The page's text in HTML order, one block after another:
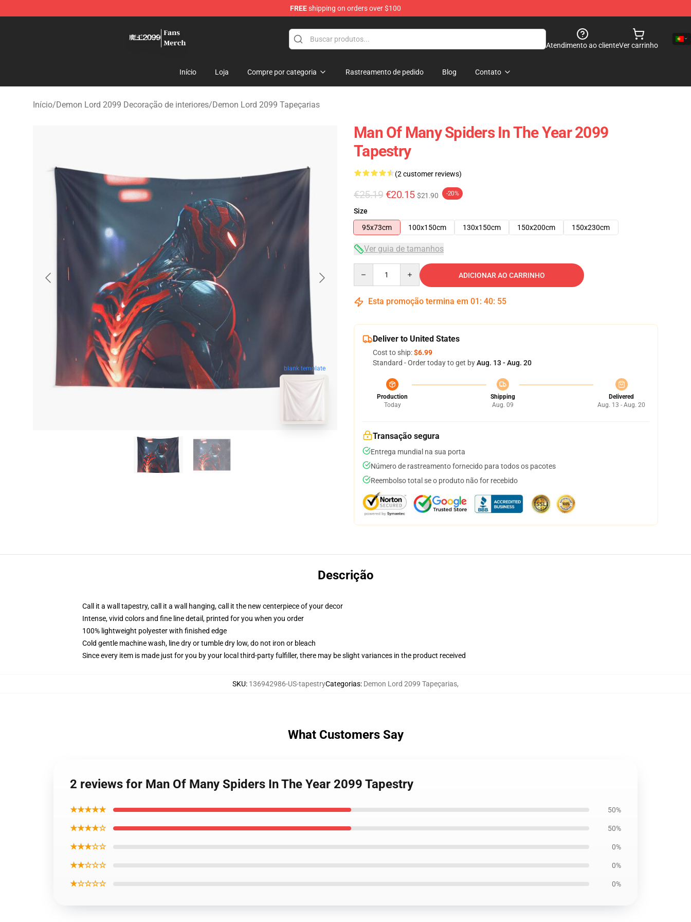
FREEshipping on orders over $100
Atendimento ao clienteVer carrinho
Início Loja Compre por categoria Rastreamento de pedido Blog Contato
Início/Demon Lord 2099 Decoração de interiores/Demon Lord 2099 Tapeçarias
blank template
Man Of Many Spiders In The Year 2099
Tapestry
(2 customer reviews)
€25.19 €20.15 $21.90 -20%
Size
95x73cm
100x150cm 130x150cm 150x200cm 150x230cm
Ver guia de tamanhos
ADICIONAR AO CARRINHO
Esta promoção termina em 01 : 40: 54
Deliver to United States
Cost to ship:$6.99
Standard - Order today to get byAug. 13 - Aug. 20
Production
Today
Shipping
Aug. 09
Delivered
Aug. 13 - Aug. 20
Transação segura
Entrega mundial na sua porta
Número de rastreamento fornecido para todos os pacotes
Reembolso total se o produto não for recebido
Descrição
Call it a wall tapestry, call it a wall hanging, call it the new centerpiece of your decor
Intense, vivid colors and fine line detail, printed for you when you order
100% lightweight polyester with finished edge
Cold gentle machine wash, line dry or tumble dry low, do not iron or bleach
Since every item is made just for you by your local third-party fulfiller, there may be slight variances in the product received
SKU: 136942986-US-tapestryCategorias: Demon Lord 2099 Tapeçarias,
What Customers Say
2 reviews for Man Of Many Spiders In The Year 2099 Tapestry
★★★★★ 50%
★★★★☆ 50%
★★★☆☆ 0%
★★☆☆☆ 0%
★☆☆☆☆ 0%